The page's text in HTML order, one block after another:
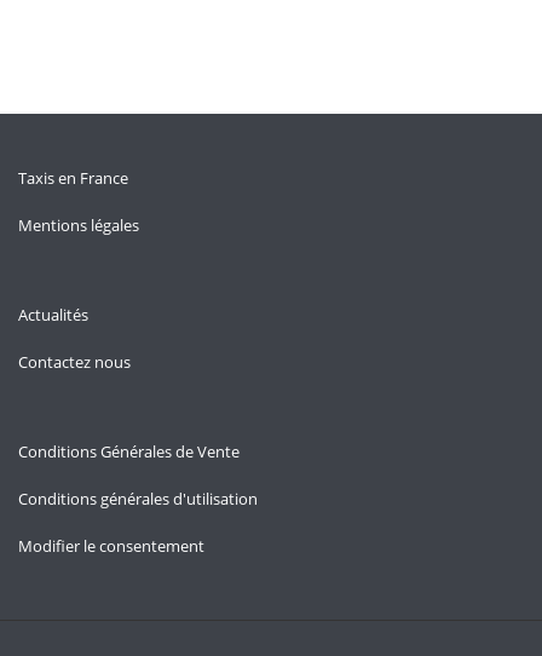
Taxis en France
Mentions légales
Actualités
Contactez nous
Conditions Générales de Vente
Conditions générales d'utilisation
Modifier le consentement